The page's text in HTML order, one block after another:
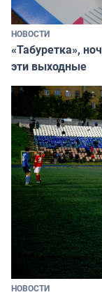
НОВОСТИ
«Табуретка»,
эти выходные
НОВОСТИ